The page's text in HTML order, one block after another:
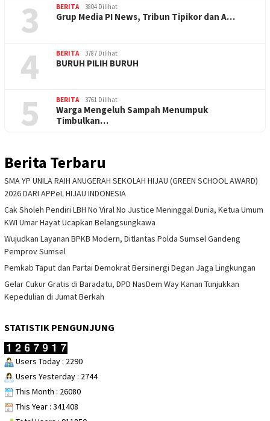
3 BERITA 3804 Dilihat
Grup Media PI News, Tribun Tipikor dan A…
4 BERITA 3787 Dilihat
BURUH PILIH BURUH
5 BERITA 3761 Dilihat
Warga Mengeluh Sampah Menumpuk
Timbulkan…
Berita Terbaru
SMA YP UNILA RAIH ANUGERAH SEKOLAH HIJAU (GREEN SCHOOL AWARD)
2026 DARI APPeL HIJAU INDONESIA
Cak Sholeh Pendiri LBH No Viral No Justice Meninggal Dunia, Ketua Umum
KWI Umar Hayat Ucapkan Belangsungkawa
Wujudkan Layanan BPKB Modern, Ditlantas Polda Sumsel Gandeng
Pemprov Sumsel
Pemkab Taput dan Partai Demokrat Bersinergi Degan Jaga Lingkungan
Gelar Cukur Gratis di Baradatu, DPD NasDem Way Kanan Tunjukkan
Kepedulian di Jumat Berkah
STATISTIK PENGUNJUNG
Users Today : 2290
Users Yesterday : 2744
This Month : 26080
This Year : 341408